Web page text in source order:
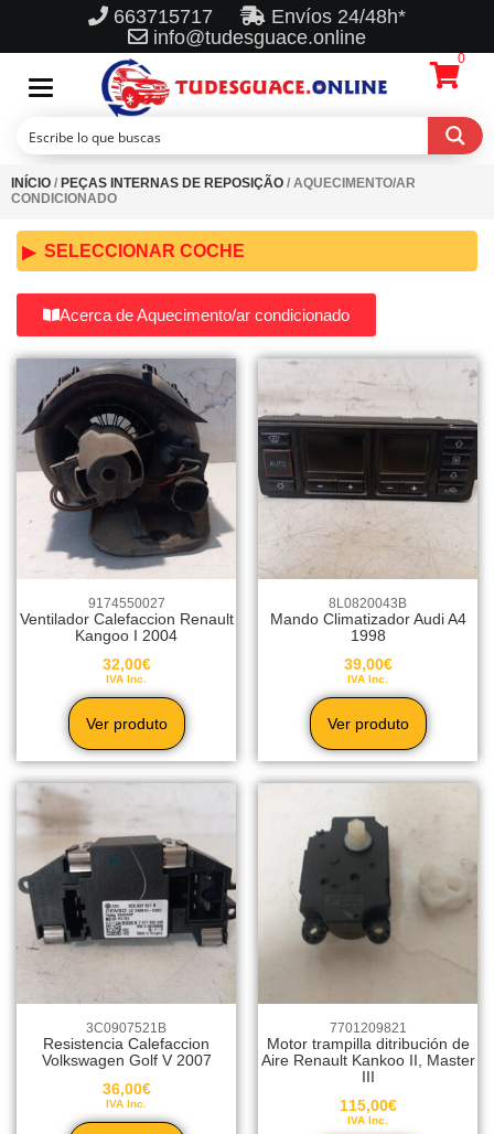
663715717
Envíos 24/48h*
info@tudesguace.online
Toggle
navigation
0
INÍCIO / PEÇAS INTERNAS DE REPOSIÇÃO / AQUECIMENTO/AR
CONDICIONADO
SELECCIONAR COCHE
Acerca de Aquecimento/ar condicionado
9174550027
Ventilador Calefaccion Renault
Kangoo I 2004
32,00€
IVA Inc.
Ver produto
8L0820043B
Mando Climatizador Audi A4
1998
39,00€
IVA Inc.
Ver produto
3C0907521B
Resistencia Calefaccion
Volkswagen Golf V 2007
36,00€
IVA Inc.
7701209821
Motor trampilla ditribución de
Aire Renault Kankoo II, Master
III
115,00€
IVA Inc.